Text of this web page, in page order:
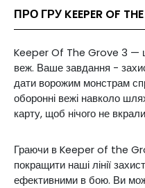
ПРО ГРУ KEEPER OF
Keeper Of The Grove 3 —
веж. Ваше завдання -
дати ворожим монстрам
оборонні вежі навколо
карту, щоб нічого не
Граючи в Keeper of the
покращити наші лінії
ефективними в бою. Ви